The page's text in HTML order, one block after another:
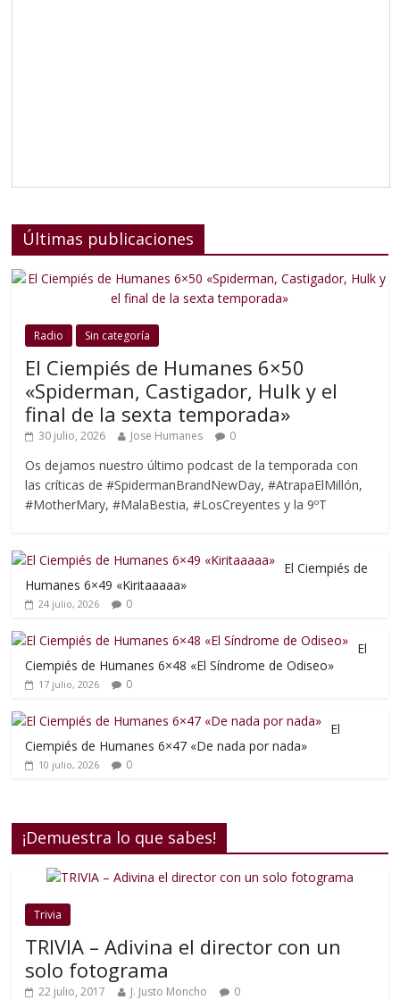
Últimas publicaciones
Radio Sin categoría
El Ciempiés de Humanes 6×50
«Spiderman, Castigador, Hulk y el
final de la sexta temporada»
30 julio, 2026 Jose Humanes 0
Os dejamos nuestro último podcast de la temporada con
las críticas de #SpidermanBrandNewDay, #AtrapaElMillón,
#MotherMary, #MalaBestia, #LosCreyentes y la 9ºT
El Ciempiés de
Humanes 6×49 «Kiritaaaaa»
24 julio, 2026 0
El
Ciempiés de Humanes 6×48 «El Síndrome de Odiseo»
17 julio, 2026 0
El
Ciempiés de Humanes 6×47 «De nada por nada»
10 julio, 2026 0
¡Demuestra lo que sabes!
Trivia
TRIVIA – Adivina el director con un
solo fotograma
22 julio, 2017 J. Justo Moncho 0